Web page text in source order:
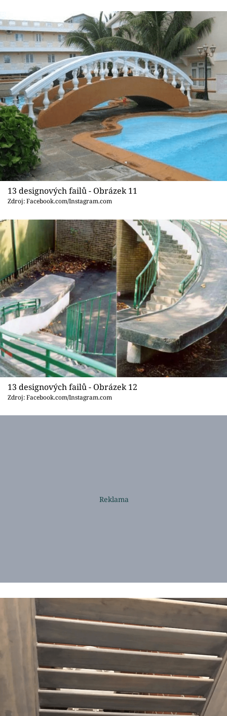
13 designových failů - Obrázek 11
Zdroj: Facebook.com/Instagram.com
13 designových failů - Obrázek 12
Zdroj: Facebook.com/Instagram.com